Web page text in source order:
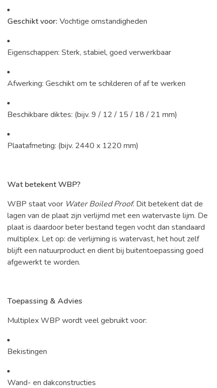
Geschikt voor: Vochtige omstandigheden
Eigenschappen: Sterk, stabiel, goed verwerkbaar
Afwerking: Geschikt om te schilderen of af te werken
Beschikbare diktes: (bijv. 9 / 12 / 15 / 18 / 21 mm)
Plaatafmeting: (bijv. 2440 x 1220 mm)
Wat betekent WBP?
WBP staat voor Water Boiled Proof. Dit betekent dat de
lagen van de plaat zijn verlijmd met een watervaste lijm. De
plaat is daardoor beter bestand tegen vocht dan standaard
multiplex. Let op: de verlijming is watervast, het hout zelf
blijft een natuurproduct en dient bij buitentoepassing goed
afgewerkt te worden.
Toepassing & Advies
Multiplex WBP wordt veel gebruikt voor:
Bekistingen
Wand- en dakconstructies